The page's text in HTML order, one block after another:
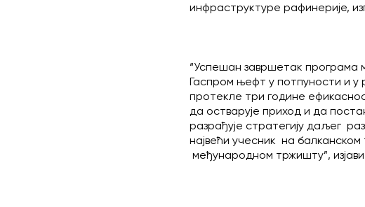
инфраструктуре рафинерије,
“Успешан завршетак програма
Гаспром њефт у потпуности и у
протекле три године
да остварује приход и да
разрађује стратегију даљег
највећи учесник на
међународном тржишту”,